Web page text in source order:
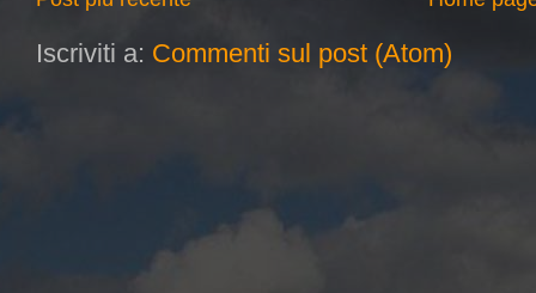
Iscriviti a: Commenti sul post (Atom)